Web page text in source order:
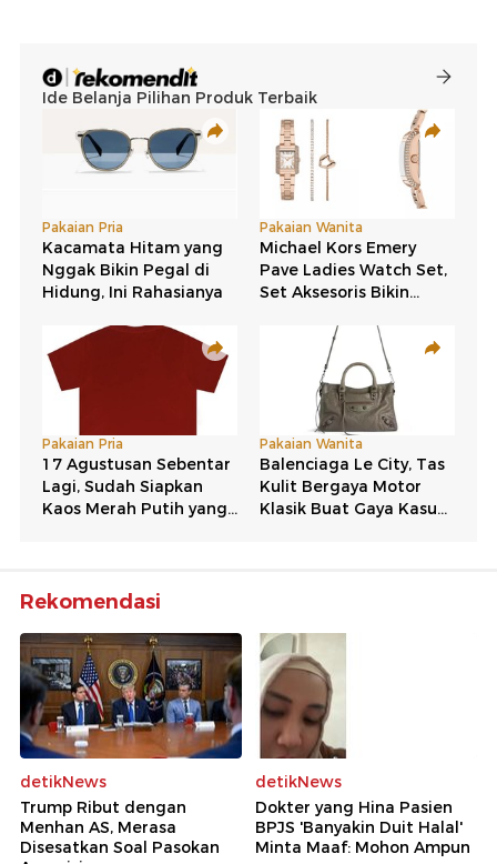
Rekomendasi
detikNews
Trump Ribut dengan
Menhan AS, Merasa
Disesatkan Soal Pasokan
detikNews
Dokter yang Hina Pasien
BPJS 'Banyakin Duit Halal'
Minta Maaf: Mohon Ampun